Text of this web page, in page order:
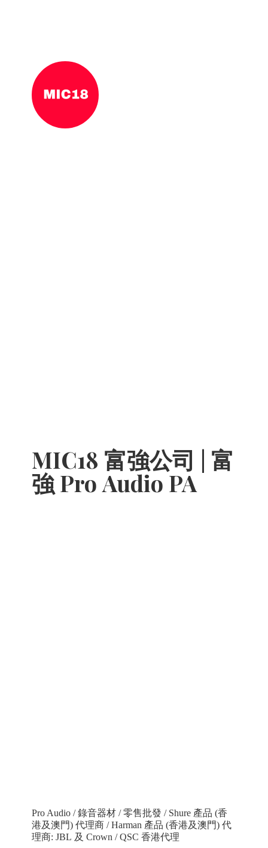
MIC18 富強公司 | 富
強 Pro Audio PA
Pro Audio / 錄音器材 / 零售批發 / Shure 產品 (香
港及澳門) 代理商 / Harman 產品 (香港及澳門) 代
理商: JBL 及 Crown / QSC 香港代理